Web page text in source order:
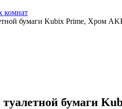
комнат
бумаги Kubix Prime, Хром
туалетной бумаги